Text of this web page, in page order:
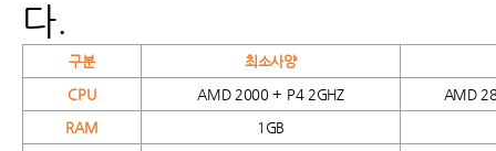
다.
구분
최소사양
CPU
AMD 2000 + P4 2GHZ
AMD
RAM
1GB